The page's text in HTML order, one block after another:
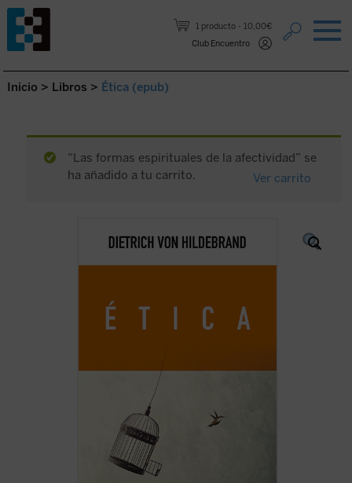
1 producto
10,00€
Club Encuentro
Saltar al contenido.
Inicio > Libros > Ética (epub)
“Las formas espirituales de la afectividad” se
ha añadido a tu carrito.
Ver carrito